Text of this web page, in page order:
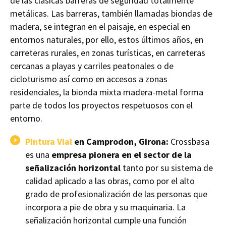
metálicas. Las barreras, también llamadas biondas de
madera, se integran en el paisaje, en especial en
entornos naturales, por ello, estos últimos años, en
carreteras rurales, en zonas turísticas, en carreteras
cercanas a playas y carriles peatonales o de
cicloturismo así como en accesos a zonas
residenciales, la bionda mixta madera-metal forma
parte de todos los proyectos respetuosos con el
entorno.
Pintura Vial en Camprodon, Girona: Crossbasa
es una empresa pionera en el sector de la
señalización horizontal tanto por su sistema de
calidad aplicado a las obras, como por el alto
grado de profesionalización de las personas que
incorpora a pie de obra y su maquinaria. La
señalización horizontal cumple una función